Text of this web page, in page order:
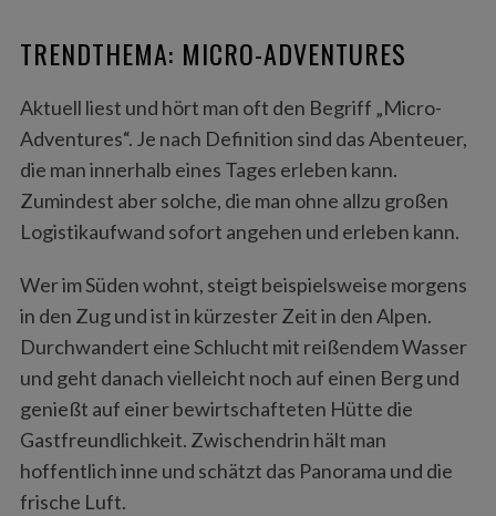
TRENDTHEMA: MICRO-ADVENTURES
Aktuell liest und hört man oft den Begriff „Micro-
Adventures“. Je nach Definition sind das Abenteuer,
die man innerhalb eines Tages erleben kann.
Zumindest aber solche, die man ohne allzu großen
Logistikaufwand sofort angehen und erleben kann.
Wer im Süden wohnt, steigt beispielsweise morgens
in den Zug und ist in kürzester Zeit in den Alpen.
Durchwandert eine Schlucht mit reißendem Wasser
und geht danach vielleicht noch auf einen Berg und
genießt auf einer bewirtschafteten Hütte die
Gastfreundlichkeit. Zwischendrin hält man
hoffentlich inne und schätzt das Panorama und die
frische Luft.